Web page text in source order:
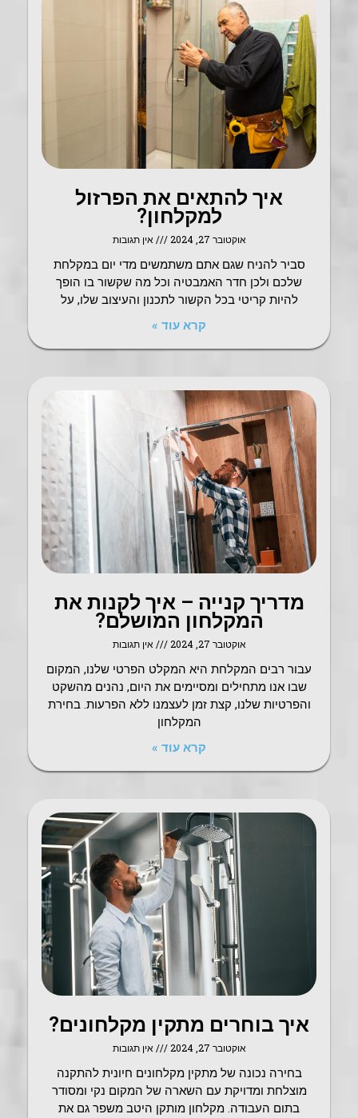
איך להתאים את הפרזול
למקלחון?
אוקטובר 27, 2024 אין תגובות
סביר להניח שגם אתם משתמשים מדי יום במקלחת
שלכם ולכן חדר האמבטיה וכל מה שקשור בו הופך
להיות קריטי בכל הקשור לתכנון והעיצוב שלו, על
קרא עוד »
מדריך קנייה – איך לקנות את
המקלחון המושלם?
אוקטובר 27, 2024 אין תגובות
עבור רבים המקלחת היא המקלט הפרטי שלנו, המקום
שבו אנו מתחילים ומסיימים את היום, נהנים מהשקט
והפרטיות שלנו, קצת זמן לעצמנו ללא הפרעות. בחירת
המקלחון
קרא עוד »
איך בוחרים מתקין מקלחונים?
אוקטובר 27, 2024 אין תגובות
בחירה נכונה של מתקין מקלחונים חיונית להתקנה
מוצלחת ומדויקת עם השארה של המקום נקי ומסודר
בתום העבודה. מקלחון מותקן היטב משפר גם את